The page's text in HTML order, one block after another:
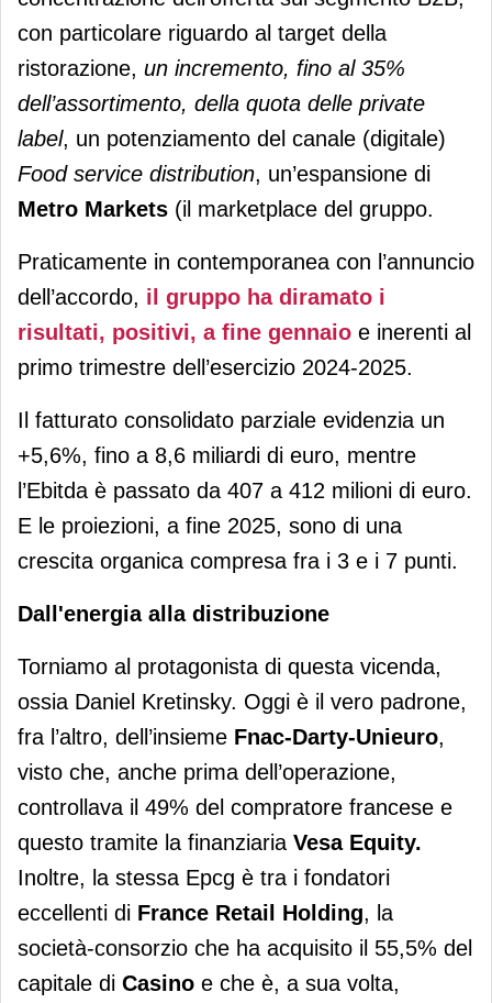
con particolare riguardo al target della
ristorazione, un incremento, fino al 35%
dell’assortimento, della quota delle private
label, un potenziamento del canale (digitale)
Food service distribution, un’espansione di
Metro Markets (il marketplace del gruppo.
Praticamente in contemporanea con l’annuncio
dell’accordo, il gruppo ha diramato i
risultati, positivi, a fine gennaio e inerenti al
primo trimestre dell’esercizio 2024-2025.
Il fatturato consolidato parziale evidenzia un
+5,6%, fino a 8,6 miliardi di euro, mentre
l’Ebitda è passato da 407 a 412 milioni di euro.
E le proiezioni, a fine 2025, sono di una
crescita organica compresa fra i 3 e i 7 punti.
Dall'energia alla distribuzione
Torniamo al protagonista di questa vicenda,
ossia Daniel Kretinsky. Oggi è il vero padrone,
fra l’altro, dell’insieme Fnac-Darty-Unieuro,
visto che, anche prima dell’operazione,
controllava il 49% del compratore francese e
questo tramite la finanziaria Vesa Equity.
Inoltre, la stessa Epcg è tra i fondatori
eccellenti di France Retail Holding, la
società-consorzio che ha acquisito il 55,5% del
capitale di Casino e che è, a sua volta,